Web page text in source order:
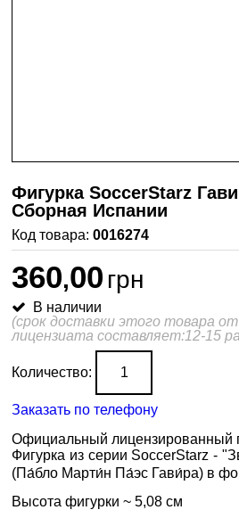
Фигурка SoccerStarz Гави
Сборная Испании
0016274
360,00 грн
В наличии
(срок доставки этого товара
лицензиата составляет:12-15
Количество:
Заказать по телефону
Официальный лицензированный
Фигурка из серии SoccerStarz -
(Па́бло Марти́н Па́эс Гави́ра) в
Высота фигурки ~ 5,08 см